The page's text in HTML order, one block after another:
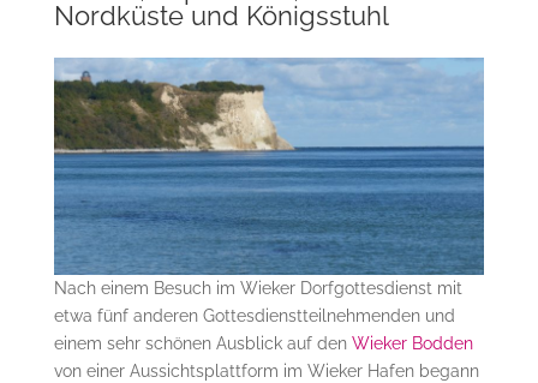
Nordküste und Königsstuhl
Nach einem Besuch im Wieker Dorfgottesdienst mit
etwa fünf anderen Gottesdienstteilnehmenden und
einem sehr schönen Ausblick auf den Wieker Bodden
von einer Aussichtsplattform im Wieker Hafen begann